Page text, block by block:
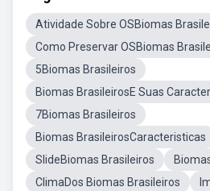
Atividade Sobre OSBiomas
Como Preservar OSBiomas
5Biomas Brasileiros
Biomas BrasileirosE Suas
7Biomas Brasileiros
Biomas BrasileirosCaracteristicas
SlideBiomas Brasileiros
ClimaDos Biomas Brasileiros